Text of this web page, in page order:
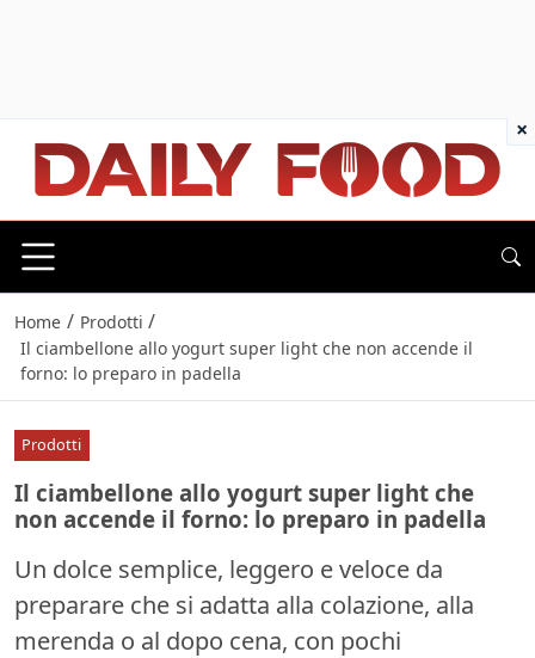
Home / Prodotti /
Il ciambellone allo yogurt super light che non accende il
forno: lo preparo in padella
Prodotti
Il ciambellone allo yogurt super light che
non accende il forno: lo preparo in padella
Un dolce semplice, leggero e veloce da
preparare che si adatta alla colazione, alla
merenda o al dopo cena, con pochi
×